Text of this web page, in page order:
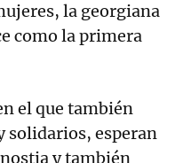
la georgiana
como la primera
el que también
solidarios, esperan
y también